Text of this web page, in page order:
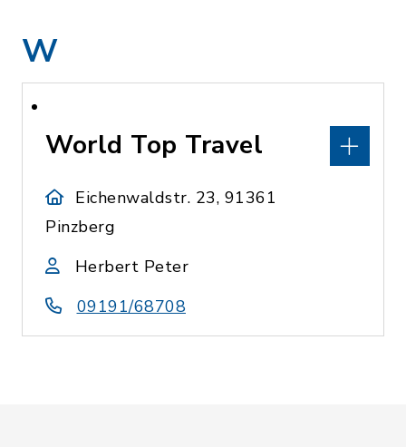
W
World Top Travel
Eichenwaldstr. 23, 91361
Pinzberg
Herbert Peter
09191/68708